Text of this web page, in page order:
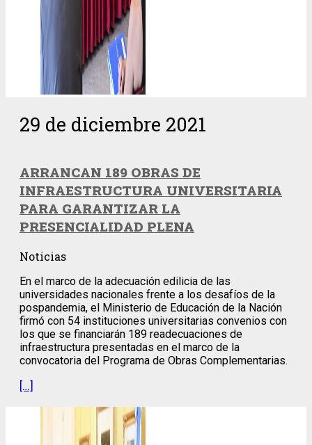
29 de diciembre 2021
ARRANCAN 189 OBRAS DE
INFRAESTRUCTURA UNIVERSITARIA
PARA GARANTIZAR LA
PRESENCIALIDAD PLENA
Noticias
En el marco de la adecuación edilicia de las
universidades nacionales frente a los desafíos de la
pospandemia, el Ministerio de Educación de la Nación
firmó con 54 instituciones universitarias convenios con
los que se financiarán 189 readecuaciones de
infraestructura presentadas en el marco de la
convocatoria del Programa de Obras Complementarias.
[…]